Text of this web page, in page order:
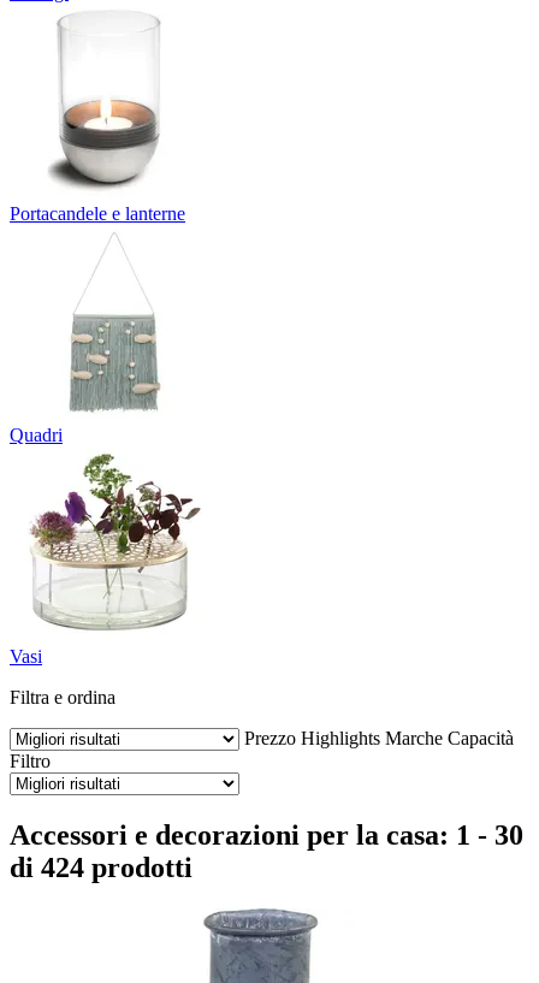
Portacandele e lanterne
Quadri
Vasi
Filtra e ordina
Prezzo Highlights Marche Capacità
Filtro
Accessori e decorazioni per la casa: 1 - 30
di 424 prodotti